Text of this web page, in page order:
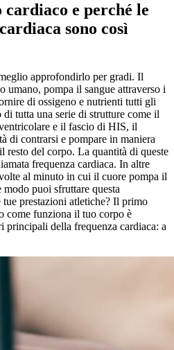
cardiaco e perché le
sono così
approfondirlo per gradi. Il
umano, pompa il sangue attraverso i
di ossigeno e nutrienti tutti gli
tutta una serie di strutture come il
e il fascio di HIS, il
di contrarsi e pompare in maniera
resto del corpo. La quantità di queste
frequenza cardiaca. In altre
al minuto in cui il cuore pompa il
puoi sfruttare questa
prestazioni atletiche? Il primo
come funziona il tuo corpo è
della frequenza cardiaca: a